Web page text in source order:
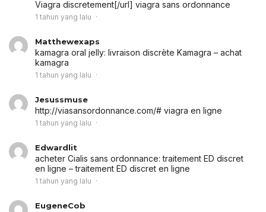
Viagra discretement[/url] viagra sans ordonnance
1 tahun yang lalu
Matthewexaps
kamagra oral jelly: livraison discrète Kamagra – achat
kamagra
1 tahun yang lalu
Jesussmuse
http://viasansordonnance.com/# viagra en ligne
1 tahun yang lalu
Edwardlit
acheter Cialis sans ordonnance:traitement ED discret
en ligne – traitement ED discret en ligne
1 tahun yang lalu
EugeneCob